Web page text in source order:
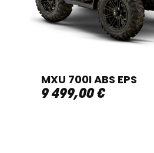
MXU 700I ABS EPS
9 499,00€